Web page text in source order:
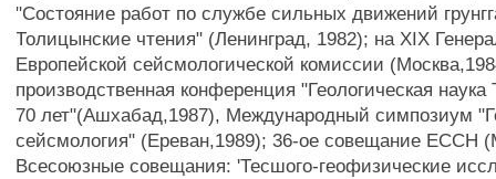
"Состояние работ по службе сильных движений
Толицынские чтения" (Ленинград, 1982); на XIX
Европейской сейсмологической комиссии
производственная конференция "Геологическая наука
70 лет"(Ашхабад,1987), Международный симпозиум
сейсмология" (Ереван,1989); 36-ое совещание ЕССН
Всесоюзные совещания: 'Тесшого-геофизические